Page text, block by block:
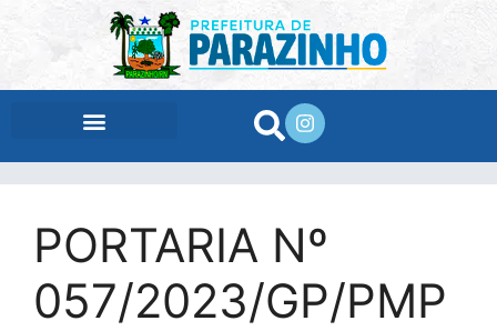
PORTARIA Nº
057/2023/GP/PMP